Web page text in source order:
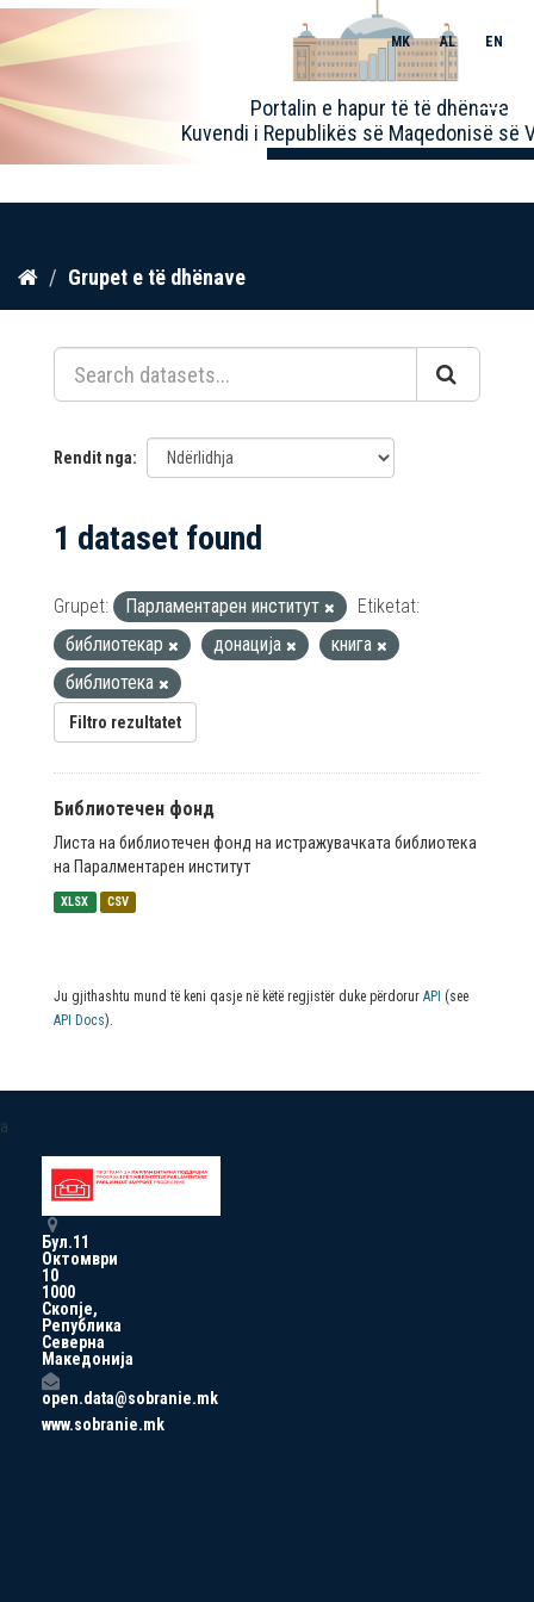
Kalo
përmbajtja
Portalin e hapur të të dhënave
Kuvendi i Republikës së Maqedonisë së
MK AL EN
Toggle
Grupet e të dhënave
Rendit nga
1 dataset found
Grupet: Парламентарен институт
Etiketat:
библиотекар
донација
книга
библиотека
Filtro rezultatet
Библиотечен фонд
Листа на библиотечен фонд на истражувачката библиотека
на Паралментарен институт
XLSX CSV
Ju gjithashtu mund të keni qasje në këtë regjistër duke përdorur API (see
API Docs).
a
Бул.11
Октомври
10
1000
Скопје,
Република
Северна
Македонија
open.data@sobranie.mk
www.sobranie.mk